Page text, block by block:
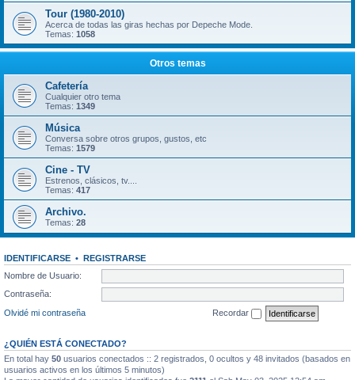
Tour (1980-2010)
Acerca de todas las giras hechas por Depeche Mode.
Temas: 1058
Otros temas
Cafetería
Cualquier otro tema
Temas: 1349
Música
Conversa sobre otros grupos, gustos, etc
Temas: 1579
Cine - TV
Estrenos, clásicos, tv....
Temas: 417
Archivo.
Temas: 28
IDENTIFICARSE • REGISTRARSE
Nombre de Usuario:
Contraseña:
Olvidé mi contraseña
Recordar
¿QUIÉN ESTÁ CONECTADO?
En total hay 50 usuarios conectados :: 2 registrados, 0 ocultos y 48 invitados (basados en
usuarios activos en los últimos 5 minutos)